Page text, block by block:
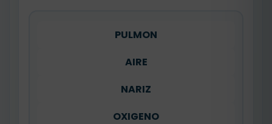
PULMON
AIRE
NARIZ
OXIGENO